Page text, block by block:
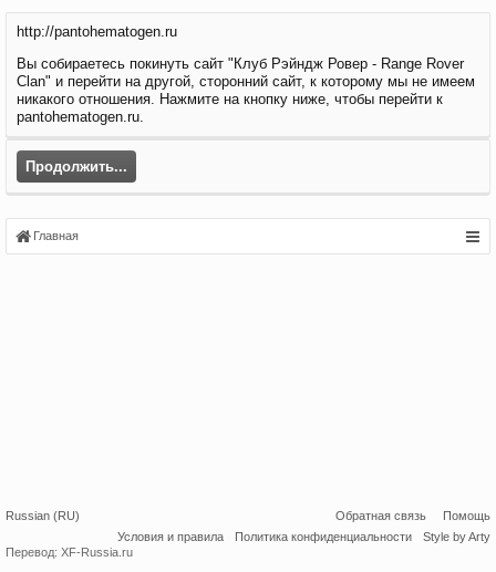
http://pantohematogen.ru
Вы собираетесь покинуть сайт "Клуб Рэйндж Ровер - Range Rover
Clan" и перейти на другой, сторонний сайт, к которому мы не имеем
никакого отношения. Нажмите на кнопку ниже, чтобы перейти к
pantohematogen.ru.
Продолжить...
Главная
Russian (RU) Обратная связь
Помощь
Условия и правила
Политика конфиденциальности
Style by Arty
Перевод: XF-Russia.ru